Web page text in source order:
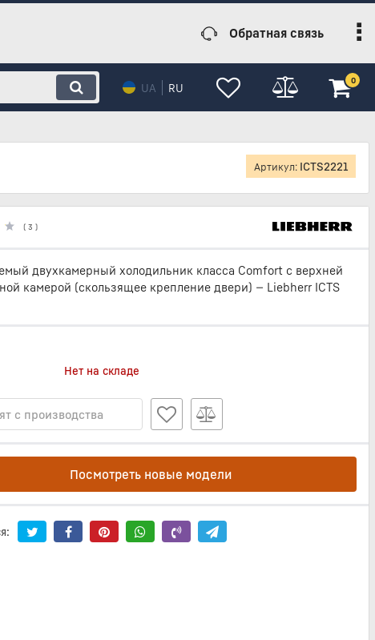
Обратная связь
RU
UA
0
Артикул: ICTS2221
( 3 )
двухкамерный холодильник класса Comfort с верхней
камерой (скользящее крепление двери) — Liebherr ICTS
Нет на складе
с производства
Посмотреть новые модели